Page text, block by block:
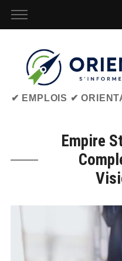
✔ EMPLOIS ✔
Empire